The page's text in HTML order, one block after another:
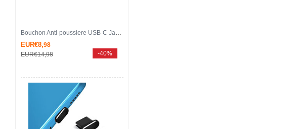
Bouchon Anti-poussiere USB-C Jack Type-C Universel H15 pour Apple iPhone 15 Plus Rouge
EUR€8,98
EUR€14,98 -40%